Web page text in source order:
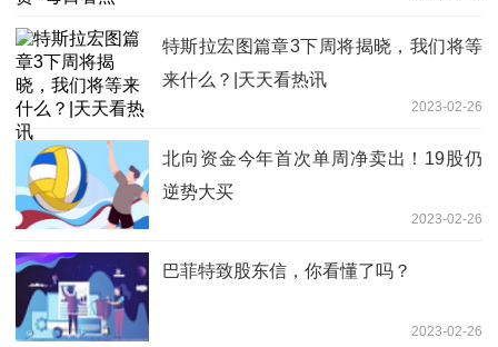
特斯拉宏图篇章3下周将揭晓，我们将等
来什么？|天天看热讯
2023-02-26
北向资金今年首次单周净卖出！19股仍
逆势大买
2023-02-26
巴菲特致股东信，你看懂了吗？
2023-02-26